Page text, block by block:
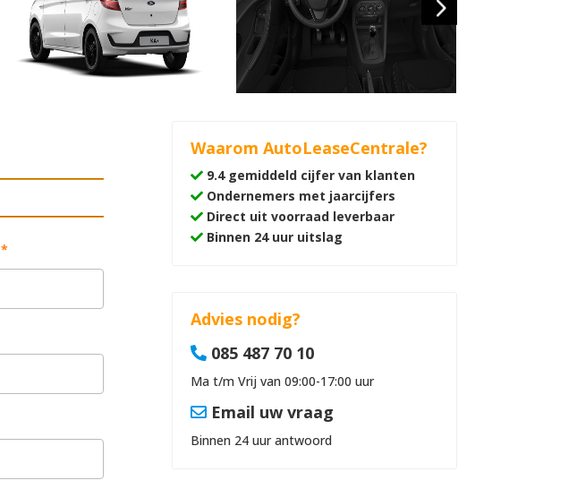
*
Waarom AutoLeaseCentrale?
9.4 gemiddeld cijfer van klanten
Ondernemers met jaarcijfers
Direct uit voorraad leverbaar
Binnen 24 uur uitslag
Advies nodig?
085 487 70 10
Ma t/m Vrij van 09:00-17:00 uur
Email uw vraag
Binnen 24 uur antwoord